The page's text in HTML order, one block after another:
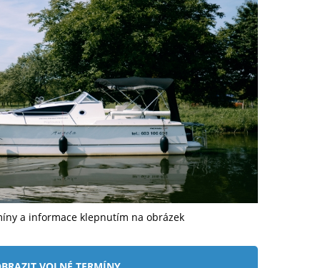
a informace klepnutím na obrázek